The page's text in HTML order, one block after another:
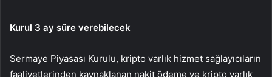
Kurul 3 ay süre verebilecek
Sermaye Piyasası Kurulu, kripto varlık hizmet sağlayıcıların
faaliyetlerinden kaynaklanan nakit ödeme ve kripto varlık